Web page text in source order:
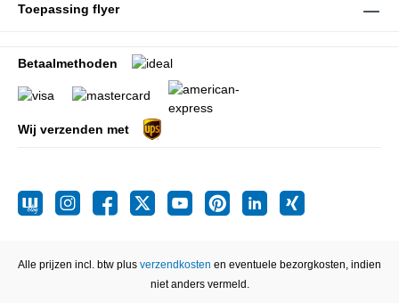
Toepassing flyer
Betaalmethoden
Wij verzenden met
Alle prijzen incl. btw plus verzendkosten en eventuele bezorgkosten, indien
niet anders vermeld.